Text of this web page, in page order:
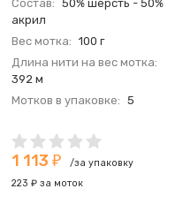
Состав: 50% шерсть - 50%
акрил
Вес мотка: 100 г
Длина нити на вес мотка:
392 м
Мотков в упаковке: 5
Производитель:
СЕМЕНОВСКАЯ ПРЯЖА
1 113 ₽
/за упаковку
223 ₽ за моток